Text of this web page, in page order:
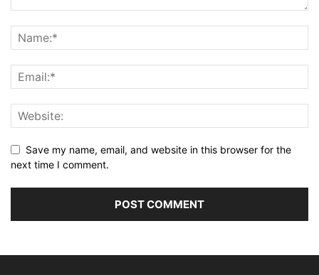
Save my name, email, and website in this browser for the
next time I comment.